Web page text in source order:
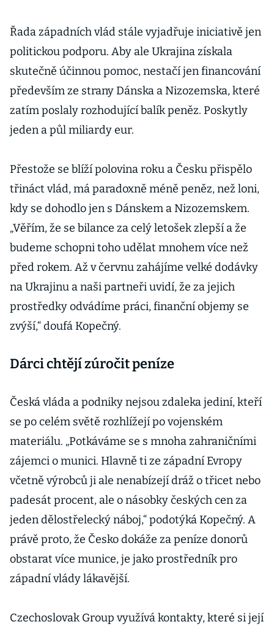
Řada západních vlád stále vyjadřuje iniciativě jen
politickou podporu. Aby ale Ukrajina získala
skutečně účinnou pomoc, nestačí jen financování
především ze strany Dánska a Nizozemska, které
zatím poslaly rozhodující balík peněz. Poskytly
jeden a půl miliardy eur.
Přestože se blíží polovina roku a Česku přispělo
třináct vlád, má paradoxně méně peněz, než loni,
kdy se dohodlo jen s Dánskem a Nizozemskem.
„Věřím, že se bilance za celý letošek zlepší a že
budeme schopni toho udělat mnohem více než
před rokem. Až v červnu zahájíme velké dodávky
na Ukrajinu a naši partneři uvidí, že za jejich
prostředky odvádíme práci, finanční objemy se
zvýší,“ doufá Kopečný.
Dárci chtějí zúročit peníze
Česká vláda a podniky nejsou zdaleka jediní, kteří
se po celém světě rozhlížejí po vojenském
materiálu. „Potkáváme se s mnoha zahraničními
zájemci o munici. Hlavně ti ze západní Evropy
včetně výrobců ji ale nenabízejí dráž o třicet nebo
padesát procent, ale o násobky českých cen za
jeden dělostřelecký náboj,“ podotýká Kopečný. A
právě proto, že Česko dokáže za peníze donorů
obstarat více munice, je jako prostředník pro
západní vlády lákavější.
Czechoslovak Group využívá kontakty, které si její